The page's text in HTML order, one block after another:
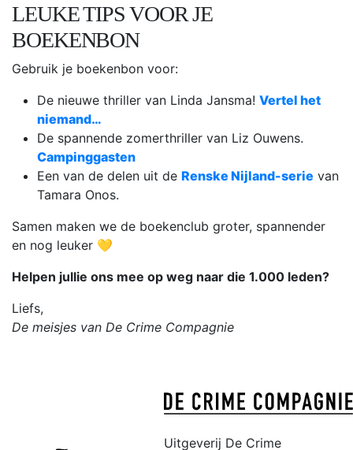
LEUKE TIPS VOOR JE
BOEKENBON
Gebruik je boekenbon voor:
De nieuwe thriller van Linda Jansma! Vertel het
niemand…
De spannende zomerthriller van Liz Ouwens.
Campinggasten
Een van de delen uit de Renske Nijland-serie van
Tamara Onos.
Samen maken we de boekenclub groter, spannender
en nog leuker 💛
Helpen jullie ons mee op weg naar die 1.000 leden?
Liefs,
De meisjes van De Crime Compagnie
Uitgeverij De Crime